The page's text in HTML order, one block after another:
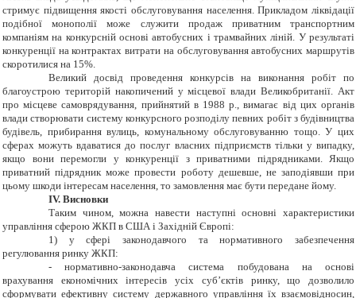
стримує підвищення якості обслуговування населення. Прикладом ліквідації
подібної монополії може служити продаж приватним транспортним
компаніям на конкурсній основі автобусних і трамвайних ліній. У результаті
конкуренції на контрактах витрати на обслуговування автобусних маршрутів
скоротилися на 15%.
Великий досвід проведення конкурсів на виконання робіт по
благоустрою територій накопичений у місцевої влади Великобританії. Акт
про місцеве самоврядування, прийнятий в 1988 р., вимагає від цих органів
влади створювати систему конкурсного розподілу певних робіт з будівництва
будівель, прибирання вулиць, комунальному обслуговуванню тощо. У цих
сферах можуть вдаватися до послуг власних підприємств тільки у випадку,
якщо вони перемогли у конкуренції з приватними підрядниками. Якщо
приватний підрядник може провести роботу дешевше, не заподіявши при
цьому шкоди інтересам населення, то замовлення має бути передане йому.
ІV. Висновки
Таким чином, можна навести наступні основні характеристики
управління сферою ЖКП в США і Західній Європі:
1) у сфері законодавчого та нормативного забезпечення
регулювання ринку ЖКП:
- нормативно-законодавча система побудована на основі
врахування економічних інтересів усіх суб’єктів ринку, що дозволило
сформувати ефективну систему державного управління їх взаємовідносин,